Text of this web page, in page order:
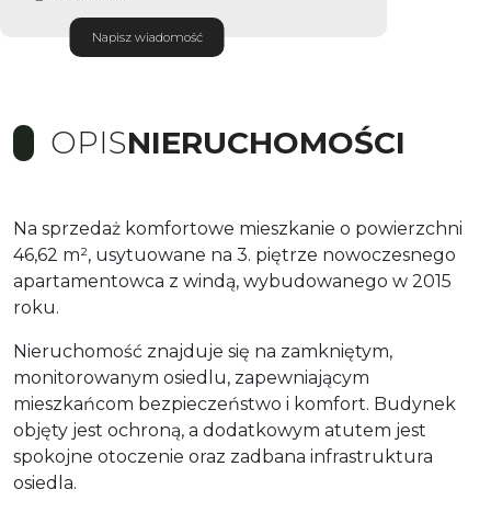
Napisz wiadomość
OPISNIERUCHOMOŚCI
Na sprzedaż komfortowe mieszkanie o powierzchni
46,62 m², usytuowane na 3. piętrze nowoczesnego
apartamentowca z windą, wybudowanego w 2015
roku.
Nieruchomość znajduje się na zamkniętym,
monitorowanym osiedlu, zapewniającym
mieszkańcom bezpieczeństwo i komfort. Budynek
objęty jest ochroną, a dodatkowym atutem jest
spokojne otoczenie oraz zadbana infrastruktura
osiedla.